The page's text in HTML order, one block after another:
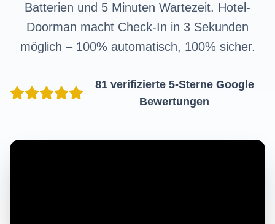
Batterien und 5 Minuten Wartezeit. Hotel-
Doorman macht Check-In in 3 Sekunden
möglich – 100% automatisch, 100% sicher.
81 verifizierte 5-Sterne Google
Bewertungen